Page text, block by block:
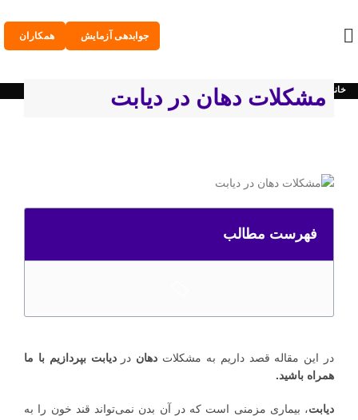
جوابدهی آزمایش همکاران
خانه مجله زیست آزما
مشکلات دهان در دیابت
فهرست مطالب
در این مقاله قصد داریم به مشکلات دهان دردیابت بپردازیم با ما
همراه باشید.
دیابت، بیماری مزمنی است که در آن بدن نمی‌تواند قند خون را به